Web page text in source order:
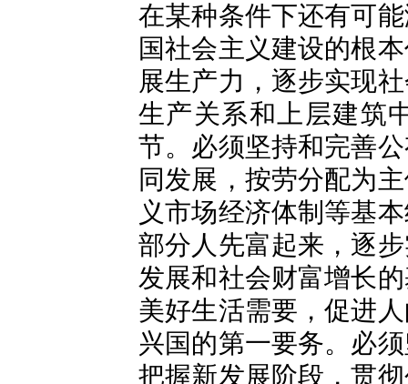
在某种条件下还有可
国社会主义建设的根
展生产力，逐步实现
生产关系和上层建筑
节。必须坚持和完善
同发展，按劳分配为
义市场经济体制等基
部分人先富起来，逐
发展和社会财富增长
美好生活需要，促进
兴国的第一要务。必
把握新发展阶段，贯